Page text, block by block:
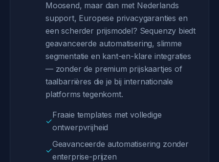
Moosend, maar dan met Nederlands
support, Europese privacygaranties en
een scherder prijsmodel? Sequenzy biedt
geavanceerde automatisering, slimme
segmentatie en kant-en-klare integraties
— zonder de premium prijskaartjes of
taalbarrières die je bij internationale
platforms tegenkomt.
✓
Fraaie templates met volledige
ontwerpvrijheid
✓
Geavanceerde automatisering zonder
enterprise-prijzen